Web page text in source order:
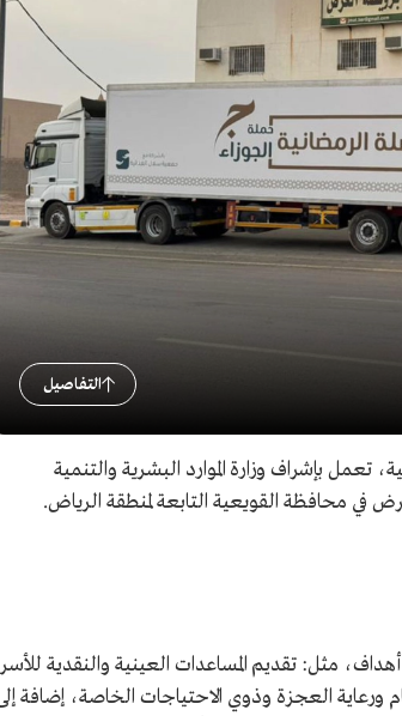
التفاصيل
تعمل بإشراف وزارة الموارد البشرية والتنمية
مثل: تقديم المساعدات العينية والنقدية للأسر
ورعاية العجزة وذوي الاحتياجات الخاصة، إضافة